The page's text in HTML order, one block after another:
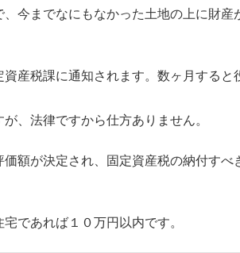
今までなにもなかった土地の上に財産
産税課に通知されます。数ヶ月する
、法律ですから仕方ありません。
額が決定され、固定資産税の納付す
であれば１０万円以内です。